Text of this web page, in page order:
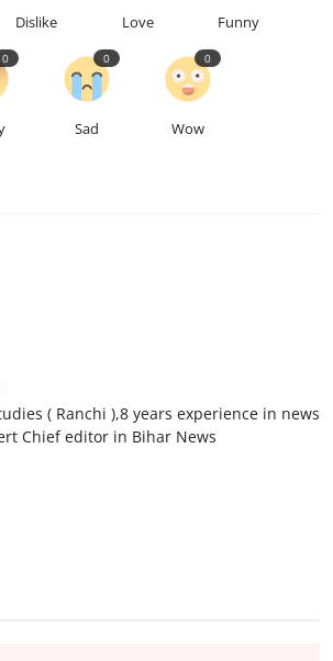
Dislike Love Funny
0
Sad
0
Wow
0
( Ranchi ),8 years experience in news
Chief editor in Bihar News